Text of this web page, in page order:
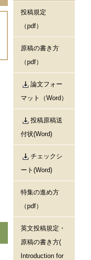
投稿規定
（pdf）
原稿の書き方
（pdf）
論文フォー
マット（Word）
投稿原稿送
付状(Word)
チェックシ
ート(Word)
特集の進め方
（pdf）
英文投稿規定・
原稿の書き方(
Introduction for